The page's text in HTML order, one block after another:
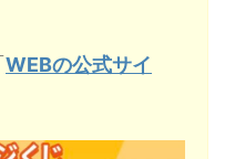
WEBの公式サイ